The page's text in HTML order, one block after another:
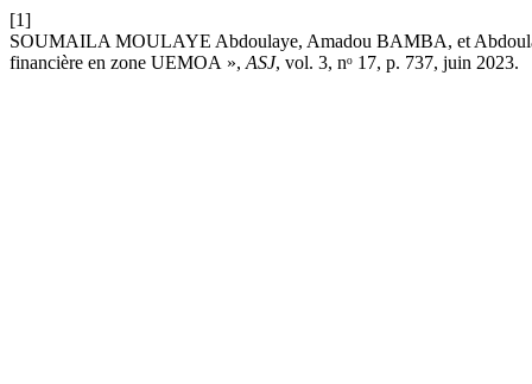
[1]
SOUMAILA MOULAYE Abdoulaye, Amadou BAMBA, et
financière en zone UEMOA », ASJ, vol. 3, nᵒ 17, p. 737, juin 2023.